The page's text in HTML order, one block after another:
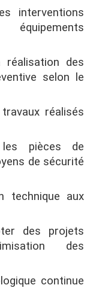
interventions
réalisation des
selon le
réalisés
pièces de
de sécurité
technique aux
des projets
des
continue